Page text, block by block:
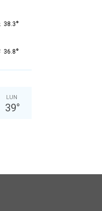
38.3°
36.8°
LUN
39°